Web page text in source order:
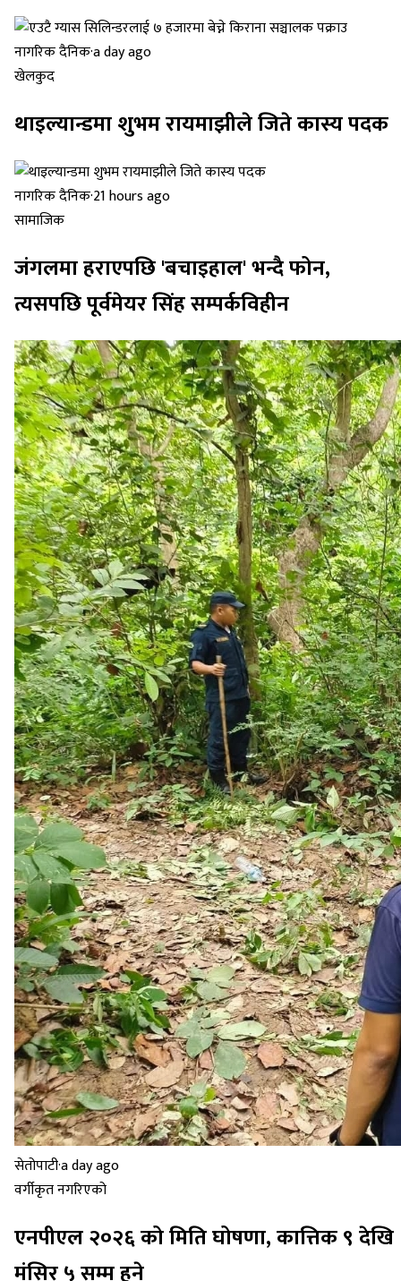
नागरिक दैनिक·a day ago
खेलकुद
थाइल्यान्डमा शुभम रायमाझीले जिते कास्य पदक
नागरिक दैनिक·21 hours ago
सामाजिक
जंगलमा हराएपछि 'बचाइहाल' भन्दै फोन,
त्यसपछि पूर्वमेयर सिंह सम्पर्कविहीन
सेतोपाटी·a day ago
वर्गीकृत नगरिएको
एनपीएल २०२६ को मिति घोषणा, कात्तिक ९ देखि
मंसिर ५ सम्म हुने